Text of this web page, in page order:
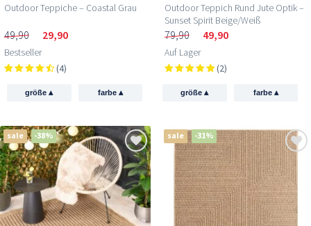
Outdoor Teppiche – Coastal Grau
49,90 29,90
Bestseller
(4)
größe▴ farbe ▴
Outdoor Teppich Rund Jute Optik –
Sunset Spirit Beige/Weiß
79,90 49,90
Auf Lager
(2)
größe▴ farbe ▴
sale -38% sale -31%